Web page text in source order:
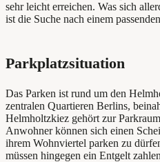
sehr leicht erreichen. Was sich
ist die Suche nach einem
Parkplatzsituation
Das Parken ist rund um den
zentralen Quartieren Berlins,
Helmholtzkiez gehört zur
Anwohner können sich einen
ihrem Wohnviertel parken zu
müssen hingegen ein Entgelt